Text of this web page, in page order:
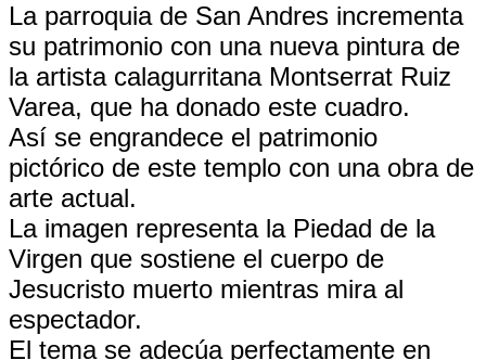
La parroquia de San Andres incrementa
su patrimonio con una nueva pintura de
la artista calagurritana Montserrat Ruiz
Varea, que ha donado este cuadro.
Así se engrandece el patrimonio
pictórico de este templo con una obra de
arte actual.
La imagen representa la Piedad de la
Virgen que sostiene el cuerpo de
Jesucristo muerto mientras mira al
espectador.
El tema se adecúa perfectamente en